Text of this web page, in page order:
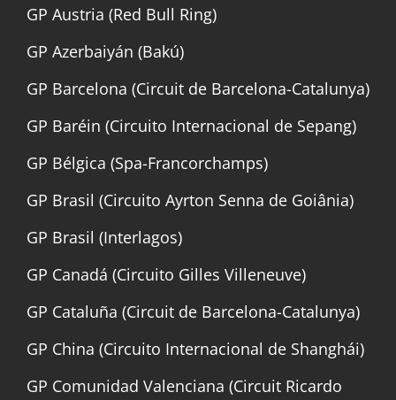
GP Austria (Red Bull Ring)
GP Azerbaiyán (Bakú)
GP Barcelona (Circuit de Barcelona-Catalunya)
GP Baréin (Circuito Internacional de Sepang)
GP Bélgica (Spa-Francorchamps)
GP Brasil (Circuito Ayrton Senna de Goiânia)
GP Brasil (Interlagos)
GP Canadá (Circuito Gilles Villeneuve)
GP Cataluña (Circuit de Barcelona-Catalunya)
GP China (Circuito Internacional de Shanghái)
GP Comunidad Valenciana (Circuit Ricardo